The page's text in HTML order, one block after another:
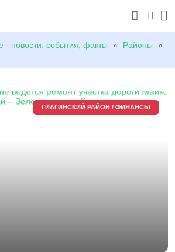
- новости, события, факты » Районы
»
ГИАГИНСКИЙ РАЙОН / ФИНАНСЫ